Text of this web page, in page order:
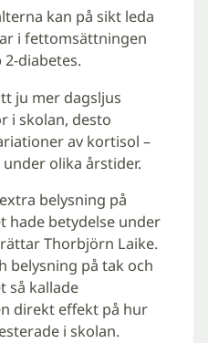
kan på sikt leda
i fettomsättningen
diabetes.
ju mer dagsljus
i skolan, desto
av kortisol –
olika årstider.
belysning på
hade betydelse under
Thorbjörn Laike.
belysning på tak och
så kallade
direkt effekt på hur
i skolan.